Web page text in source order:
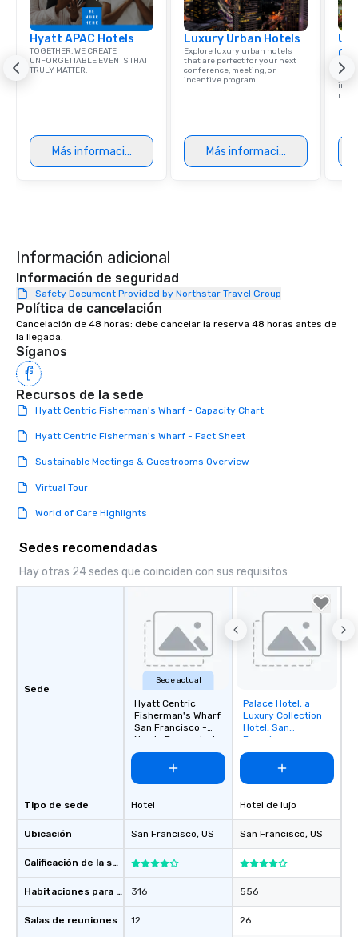
Hyatt APAC Hotels
TOGETHER, WE CREATE
UNFORGETTABLE EVENTS THAT
TRULY MATTER.
Más información
Luxury Urban Hotels
Explore luxury urban hotels
that are perfect for your next
conference, meeting, or
incentive program.
Más información
Find
Información adicional
Información de seguridad
Safety Document Provided by Northstar Travel Group
Política de cancelación
Cancelación de 48 horas: debe cancelar la reserva 48 horas antes de
la llegada.
Síganos
Recursos de la sede
Hyatt Centric Fisherman's Wharf - Capacity Chart
Hyatt Centric Fisherman's Wharf - Fact Sheet
Sustainable Meetings & Guestrooms Overview
Virtual Tour
World of Care Highlights
Sedes recomendadas
Hay otras 24 sedes que coinciden con sus requisitos
Sede
Tipo de sede
Ubicación
Calificación de la sede
Habitaciones para huéspedes
Salas de reuniones
Sede actual
Hyatt Centric
Fisherman's Wharf
San Francisco -
Newly Renovated
Hotel
San Francisco, US
316
12
Removed from
favorites
Palace Hotel, a
Luxury Collection
Hotel, San
Francisco
Hotel de lujo
San Francisco, US
556
26